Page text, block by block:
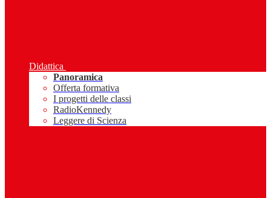
Didattica
Panoramica
Offerta formativa
I progetti delle classi
RadioKennedy
Leggere di Scienza